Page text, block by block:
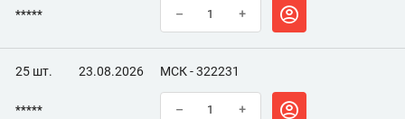
***** – +
25 шт. 23.08.2026 МСК - 322231
***** – +